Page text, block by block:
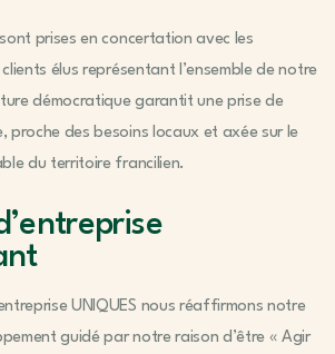
prises en concertation avec les
élus représentant l’ensemble de notre
démocratique garantit une prise de
proche des besoins locaux et axée sur le
du territoire francilien.
UNIQUES nous réaffirmons notre
guidé par notre raison d’être « Agir